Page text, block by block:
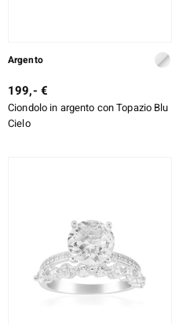
Argento
199,- €
Ciondolo in argento con Topazio Blu
Cielo